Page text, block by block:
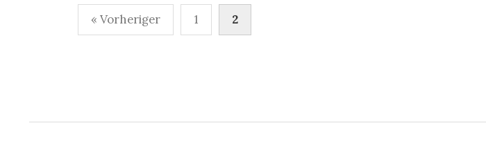
Seitennummerierung
« Vorheriger 1 2